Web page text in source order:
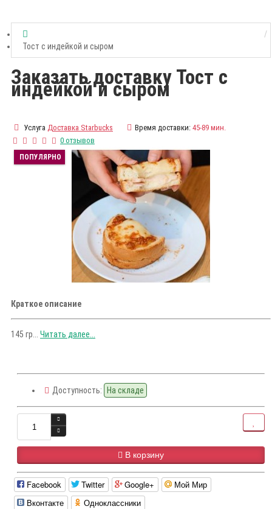
Тост с индейкой и сыром
Заказать доставку Тост с
индейкой и сыром
Услуга Доставка Starbucks Время доставки: 45-89 мин.
0 отзывов
ПОПУЛЯРНО
Краткое описание
145 гр... Читать далее...
Доступность: На складе
В корзину
Facebook Twitter Google+
Мой Мир
Вконтакте
Одноклассники